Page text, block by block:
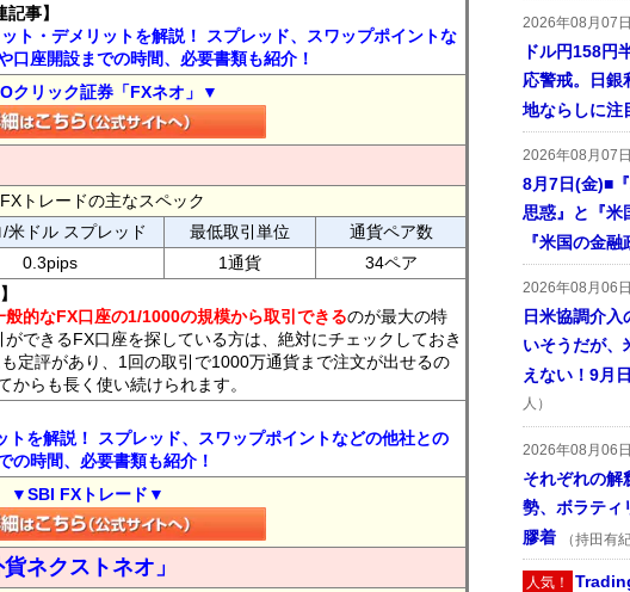
事】
ト・デメリットを解説！ スプレッド、スワップポイントな
口座開設までの時間、必要書類も紹介！
クリック証券「FXネオ」▼
トレードの主なスペック
米ドル スプレッド 最低取引単位
通貨ペア数
0.3pips 1通貨
34ペア
般的なFX口座の1/1000の規模から取引できるのが最大の特
できるFX口座を探している方は、絶対にチェックしておき
定評があり、1回の取引で1000万通貨まで注文が出せるの
らも長く使い続けられます。
を解説！ スプレッド、スワップポイントなどの他社との
の時間、必要書類も紹介！
▼SBI FXトレード▼
ネクストネオ」
2026年08月07
ドル円158円
応警戒。日銀
地ならしに注
2026年08月07
8月7日(金)■
思惑』と『米
『米国の金
2026年08月06
日米協調介
いそうだが、
えない！9月
人）
2026年08月06
それぞれの解
勢、ボラティ
膠着
（持田有
人気！